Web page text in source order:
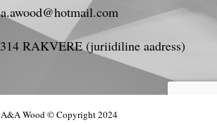
a.awood@hotmail.com
RAKVERE (juriidiline aadress)
A&A Wood © Copyright 2024